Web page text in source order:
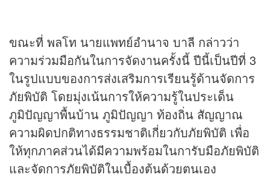
ขณะที่ พลโท นายแพทย์อำนาจ บาลี กล่าวว่า
ความร่วมมือกันในการจัดงานครั้งนี้ ปีนี้เป็นปีที่ 3
ในรูปแบบของการส่งเสริมการเรียนรู้ด้านจัดการ
ภัยพิบัติ โดยมุ่งเน้นการให้ความรู้ในประเด็น
ภูมิปัญญาพื้นบ้าน ภูมิปัญญา ท้องถิ่น สัญญาณ
ความผิดปกติทางธรรมชาติเกี่ยวกับภัยพิบัติ เพื่อ
ให้ทุกภาคส่วนได้มีความพร้อมในการับมือภัยพิบัติ
และจัดการภัยพิบัติในเบื้องต้นด้วยตนเอง